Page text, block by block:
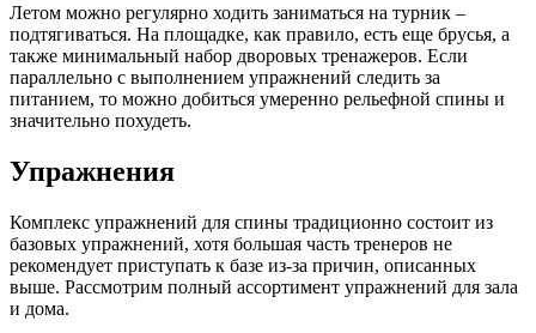
Летом можно регулярно ходить заниматься на турник –
подтягиваться. На площадке, как правило, есть еще брусья, а
также минимальный набор дворовых тренажеров. Если
параллельно с выполнением упражнений следить за
питанием, то можно добиться умеренно рельефной спины и
значительно похудеть.
Упражнения
Комплекс упражнений для спины традиционно состоит из
базовых упражнений, хотя большая часть тренеров не
рекомендует приступать к базе из-за причин, описанных
выше. Рассмотрим полный ассортимент упражнений для зала
и дома.